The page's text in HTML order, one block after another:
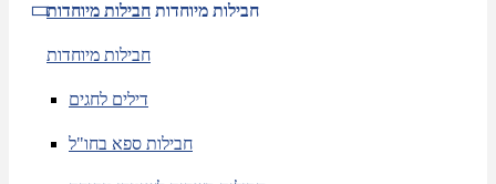
חבילות מיוחדות חבילות מיוחדות
חבילות מיוחדות
דילים לחגים
חבילות ספא בחו"ל